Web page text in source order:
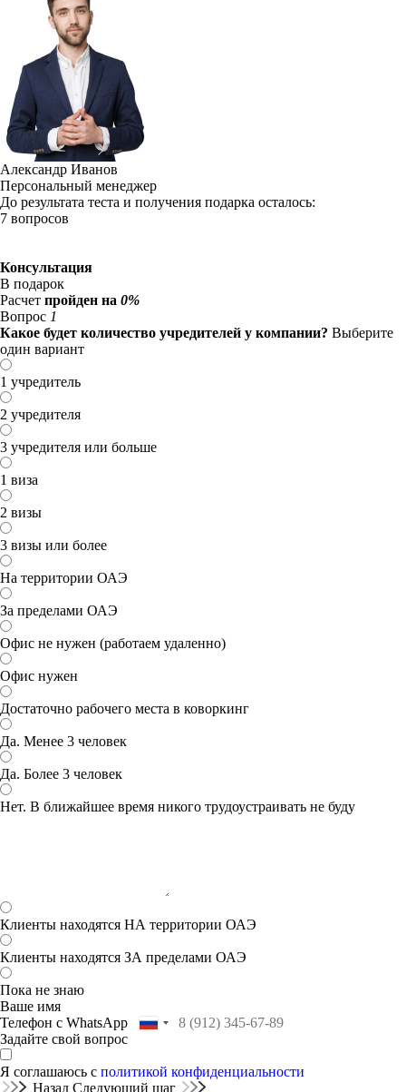
Александр Иванов
Персональный менеджер
До результата теста и получения подарка осталось:
7 вопросов
Консультация
В подарок
Расчет пройден на 0%
Вопрос 1
Какое будет количество учредителей у компании? Выберите
один вариант
1 учредитель
2 учредителя
3 учредителя или больше
1 виза
2 визы
3 визы или более
На территории ОАЭ
За пределами ОАЭ
Офис не нужен (работаем удаленно)
Офис нужен
Достаточно рабочего места в коворкинг
Да. Менее 3 человек
Да. Более 3 человек
Нет. В ближайшее время никого трудоустраивать не буду
Клиенты находятся НА территории ОАЭ
Клиенты находятся ЗА пределами ОАЭ
Пока не знаю
Ваше имя
Телефон с WhatsApp
Задайте свой вопрос
Я соглашаюсь с политикой конфиденциальности
Назад Следующий шаг